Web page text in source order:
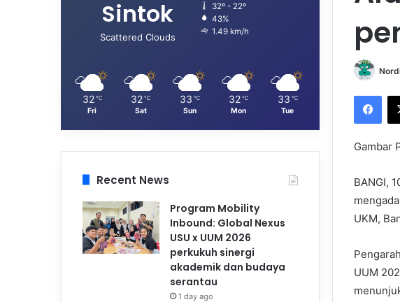
Gambar
BANGI,
UKM,
UUM
Sintok
Scattered Clouds
32º - 22º
43%
1.49 km/h
32 ℃
Fri
32 ℃
Sat
33 ℃
Sun
32 ℃
Mon
33 ℃
Tue
Recent News
Program Mobility
Inbound: Global Nexus
USU x UUM 2026
perkukuh sinergi
akademik dan budaya
serantau
1 day ago